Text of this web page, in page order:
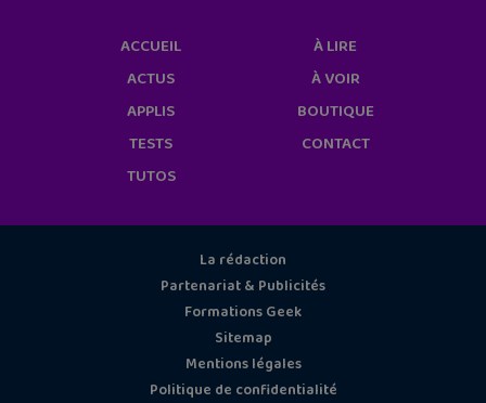
ACCUEIL
ACTUS
APPLIS
TESTS
TUTOS
À LIRE
À VOIR
BOUTIQUE
CONTACT
La rédaction
Partenariat & Publicités
Formations Geek
Sitemap
Mentions légales
Politique de confidentialité